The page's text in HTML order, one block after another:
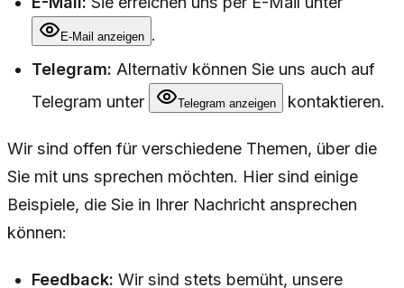
E-Mail anzeigen .
Telegram: Alternativ können Sie uns auch auf
Telegram unter
Telegram anzeigen kontaktieren.
Wir sind offen für verschiedene Themen, über die
Sie mit uns sprechen möchten. Hier sind einige
Beispiele, die Sie in Ihrer Nachricht ansprechen
können:
Feedback: Wir sind stets bemüht, unsere